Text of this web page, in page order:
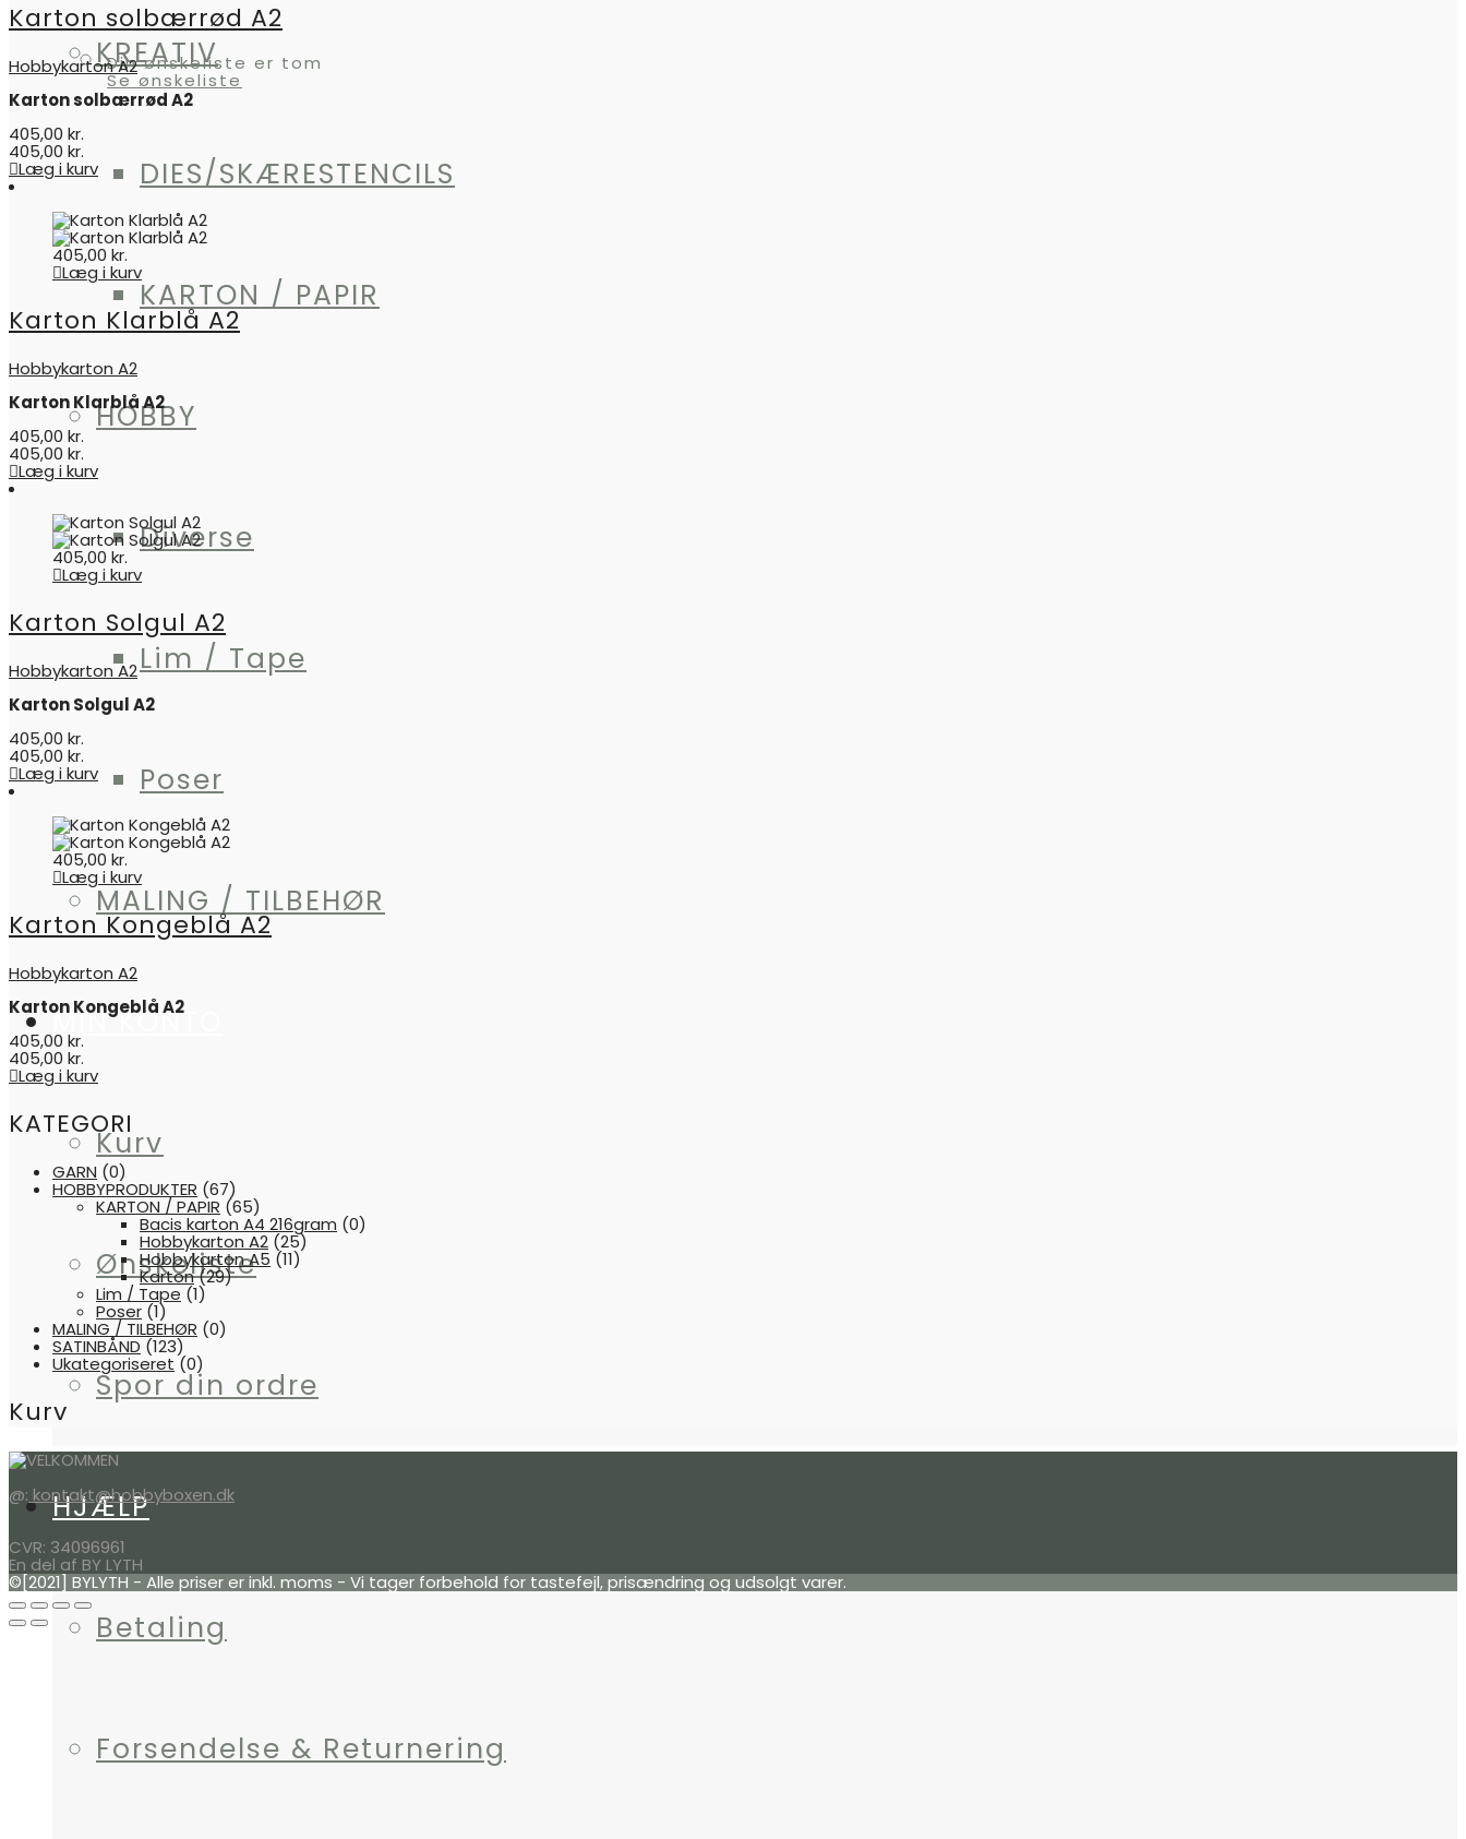
KREATIV
DIES/SKÆRESTENCILS
KARTON / PAPIR
HOBBY
Diverse
Lim / Tape
Poser
MALING / TILBEHØR
MIN KONTO
Kurv
Ønskeliste
Spor din ordre
HJÆLP
Betaling
Forsendelse & Returnering
Din ønskeliste er tom
Se ønskeliste
Karton solbærrød A2
Hobbykarton A2
Karton solbærrød A2
405,00 kr.
405,00 kr.
Læg i kurv
405,00 kr.
Læg i kurv
Karton Klarblå A2
Hobbykarton A2
Karton Klarblå A2
405,00 kr.
405,00 kr.
Læg i kurv
405,00 kr.
Læg i kurv
Karton Solgul A2
Hobbykarton A2
Karton Solgul A2
405,00 kr.
405,00 kr.
Læg i kurv
405,00 kr.
Læg i kurv
Karton Kongeblå A2
Hobbykarton A2
Karton Kongeblå A2
405,00kr.
405,00 kr.
Læg i kurv
KATEGORI
GARN (0)
HOBBYPRODUKTER (67)
KARTON / PAPIR (65)
Bacis karton A4 216gram (0)
Hobbykarton A2 (25)
Hobbykarton A5 (11)
Karton(29)
Lim / Tape (1)
Poser (1)
MALING / TILBEHØR (0)
SATINBÅND (123)
Ukategoriseret (0)
Kurv
@: kontakt@hobbyboxen.dk
CVR: 34096961
En del af BY LYTH
©[2021] BYLYTH - Alle priser er inkl. moms - Vi tager forbehold for tastefejl, prisændring og udsolgt varer.